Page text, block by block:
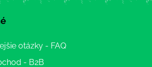
otázky - FAQ
- B2B